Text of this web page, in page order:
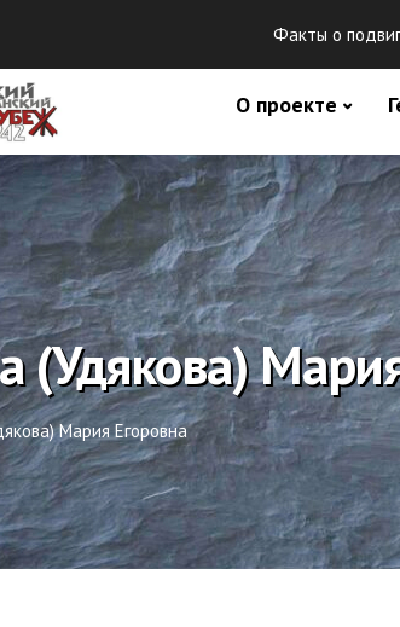
О проекте
(Удякова)
Мария Егоровна
Факты о